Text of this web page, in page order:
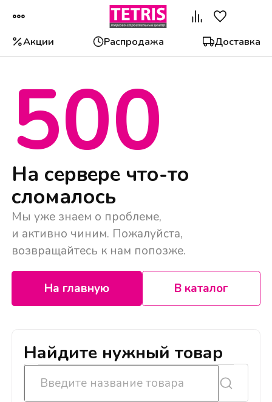
Акции Распродажа Доставка
500
На сервере что-то
сломалось
Мы уже знаем о проблеме,
и активно чиним. Пожалуйста,
возвращайтесь к нам попозже.
На главную В каталог
Найдите нужный товар